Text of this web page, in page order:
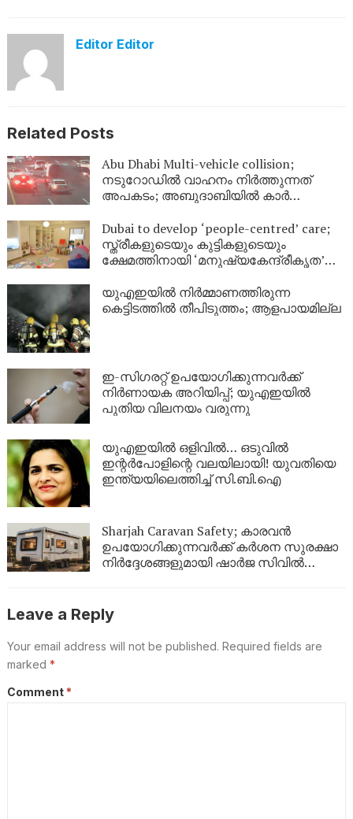
Editor Editor
Related Posts
Abu Dhabi Multi-vehicle collision;
നടുറോഡിൽ വാഹനം നിർത്തുന്നത്
അപകടം; അബുദാബിയിൽ കാർ
Dubai to develop ‘people-centred’ care;
സ്ത്രീകളുടെയും കുട്ടികളുടെയും
ക്ഷേമത്തിനായി ‘മനുഷ്യകേന്ദ്രീകൃത’
യുഎഇയിൽ നിർമ്മാണത്തിരുന്ന
കെട്ടിടത്തിൽ തീപിടുത്തം; ആളപായമില്ല
ഇ-സിഗരറ്റ് ഉപയോഗിക്കുന്നവർക്ക്
നിർണായക അറിയിപ്പ്; യുഎഇയിൽ
പുതിയ വിലനയം വരുന്നു
യുഎഇയിൽ ഒളിവിൽ… ഒടുവിൽ
ഇന്റർപോളിന്റെ വലയിലായി! യുവതിയെ
ഇന്ത്യയിലെത്തിച്ച് സി.ബി.ഐ
Sharjah Caravan Safety; കാരവൻ
ഉപയോഗിക്കുന്നവർക്ക് കർശന സുരക്ഷാ
നിർദ്ദേശങ്ങളുമായി ഷാർജ സിവിൽ
Leave a Reply
Your email address will not be published. Required fields are
marked *
Comment *